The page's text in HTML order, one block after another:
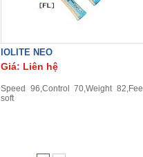
IOLITE NEO
Giá: Liên hệ
Speed 96,Control 70,Weight 82,Feel
soft